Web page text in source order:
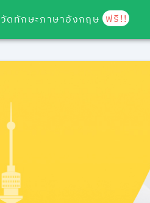
วัดทักษะภาษาอังกฤษ ฟรี!!